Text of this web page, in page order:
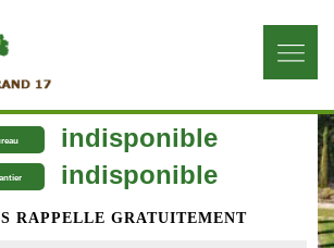
indisponible
indisponible
RAPPELLE GRATUITEMENT